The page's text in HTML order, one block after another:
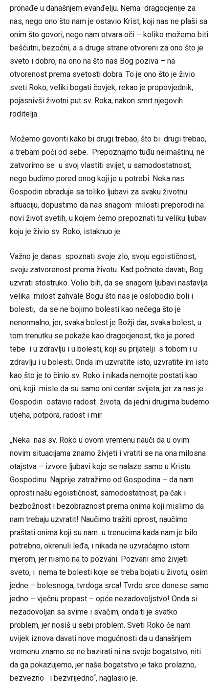
pronađe u današnjem evanđelju. Nema dragocjenije za
nas, nego ono što nam je ostavio Krist, koji nas ne plaši sa
onim što govori, nego nam otvara oči – koliko možemo biti
bešćutni, bezočni, a s druge strane otvoreni za ono što je
sveto i dobro, na ono na što nas Bog poziva – na
otvorenost prema svetosti dobra. To je ono što je živio
sveti Roko, veliki bogati čovjek, rekao je propovjednik,
pojasnivši životni put sv. Roka, nakon smrt njegovih
roditelja.
Možemo govoriti kako bi drugi trebao, što bi drugi trebao,
a trebam poći od sebe. Prepoznajmo tuđu neimaštinu, ne
zatvorimo se u svoj vlastiti svijet, u samodostatnost,
nego budimo pored onog koji je u potrebi. Neka nas
Gospodin obraduje sa toliko ljubavi za svaku životnu
situaciju, dopustimo da nas snagom milosti preporodi na
novi život svetih, u kojem ćemo prepoznati tu veliku ljubav
koju je živio sv. Roko, istaknuo je.
Važno je danas spoznati svoje zlo, svoju egoističnost,
svoju zatvorenost prema životu. Kad počnete davati, Bog
uzvrati stostruko. Volio bih, da se snagom ljubavi nastavlja
velika milost zahvale Bogu što nas je oslobodio boli i
bolesti, da se ne bojimo bolesti kao nečega što je
nenormalno, jer, svaka bolest je Božji dar, svaka bolest, u
tom trenutku se pokaže kao dragocjenost, tko je pored
tebe i u zdravlju i u bolesti, koji su prijatelji s tobom i u
zdravlju i u bolesti. Onda im uzvratite isto, uzvratite im isto
kao što je to činio sv. Roko i nikada nemojte postati kao
oni, koji misle da su samo oni centar svijeta, jer za nas je
Gospodin ostavio radost života, da jedni drugima budemo
utjeha, potpora, radost i mir.
„Neka nas sv. Roko u ovom vremenu nauči da u ovim
novim situacijama znamo živjeti i vratiti se na ona milosna
otajstva – izvore ljubavi koje se nalaze samo u Kristu
Gospodinu. Najprije zatražimo od Gospodina – da nam
oprosti našu egoističnost, samodostatnost, pa čak i
bezbožnost i bezobraznost prema onima koji mislimo da
nam trebaju uzvratit! Naučimo tražiti oprost, naučimo
praštati onima koji su nam u trenucima kada nam je bilo
potrebno, okrenuli leđa, i nikada ne uzvraćajmo istom
mjerom, jer nismo na to pozvani. Pozvani smo živjeti
sveto, i nema te bolesti koje se treba bojati u životu, osim
jedne – bolesnoga, tvrdoga srca! Tvrdo srce donese samo
jedno – vječnu propast – opće nezadovoljstvo! Onda si
nezadovoljan sa svime i svačim, onda ti je svatko
problem, jer nosiš u sebi problem. Sveti Roko će nam
uvijek iznova davati nove mogućnosti da u današnjem
vremenu znamo se ne bazirati ni na svoje bogatstvo, niti
da ga pokazujemo, jer naše bogatstvo je tako prolazno,
bezvezno i bezvrijedno“, naglasio je.